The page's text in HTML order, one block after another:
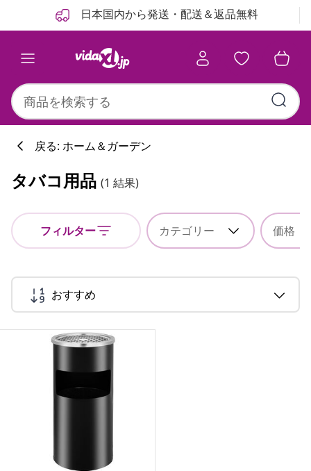
日本国内から発送・配送＆返品無料
戻る: ホーム＆ガーデン
タバコ用品 (1 結果)
フィルター カテゴリー 価格
おすすめ